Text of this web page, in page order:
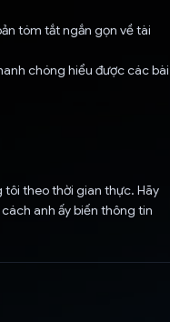
tóm tắt ngắn gọn về tài
chóng hiểu được các bài
tôi theo thời gian thực. Hãy
anh ấy biến thông tin